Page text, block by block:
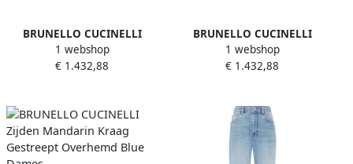
BRUNELLO CUCINELLI
Moderne Five-Pocket Jeans
met Patch Detail Blue
1 webshop
€ 1.432,88
BRUNELLO CUCINELLI
Geperforeerde
Kantgebreide Vest Blue
1 webshop
€ 1.432,88